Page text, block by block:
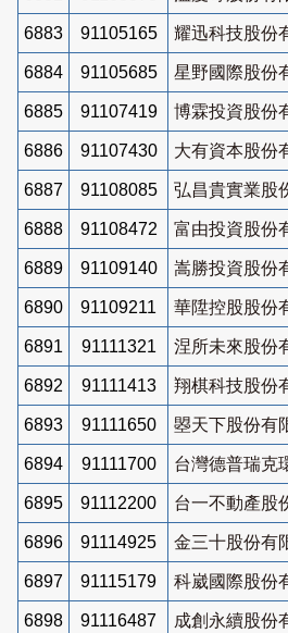
6883 91105165 耀迅科技股份
6884 91105685 星野國際股份
6885 91107419 博霖投資股份
6886 91107430 大有資本股份
6887 91108085 弘昌貴實業股
6888 91108472 富由投資股份
6889 91109140 嵩勝投資股份
6890 91109211 華陞控股股份
6891 91111321 涅所未來股份
6892 91111413 翔棋科技股份
6893 91111650 曌天下股份有
6894 91111700 台灣德普瑞克
6895 91112200 台一不動產股
6896 91114925 金三十股份有
6897 91115179 科崴國際股份
6898 91116487 成創永續股份